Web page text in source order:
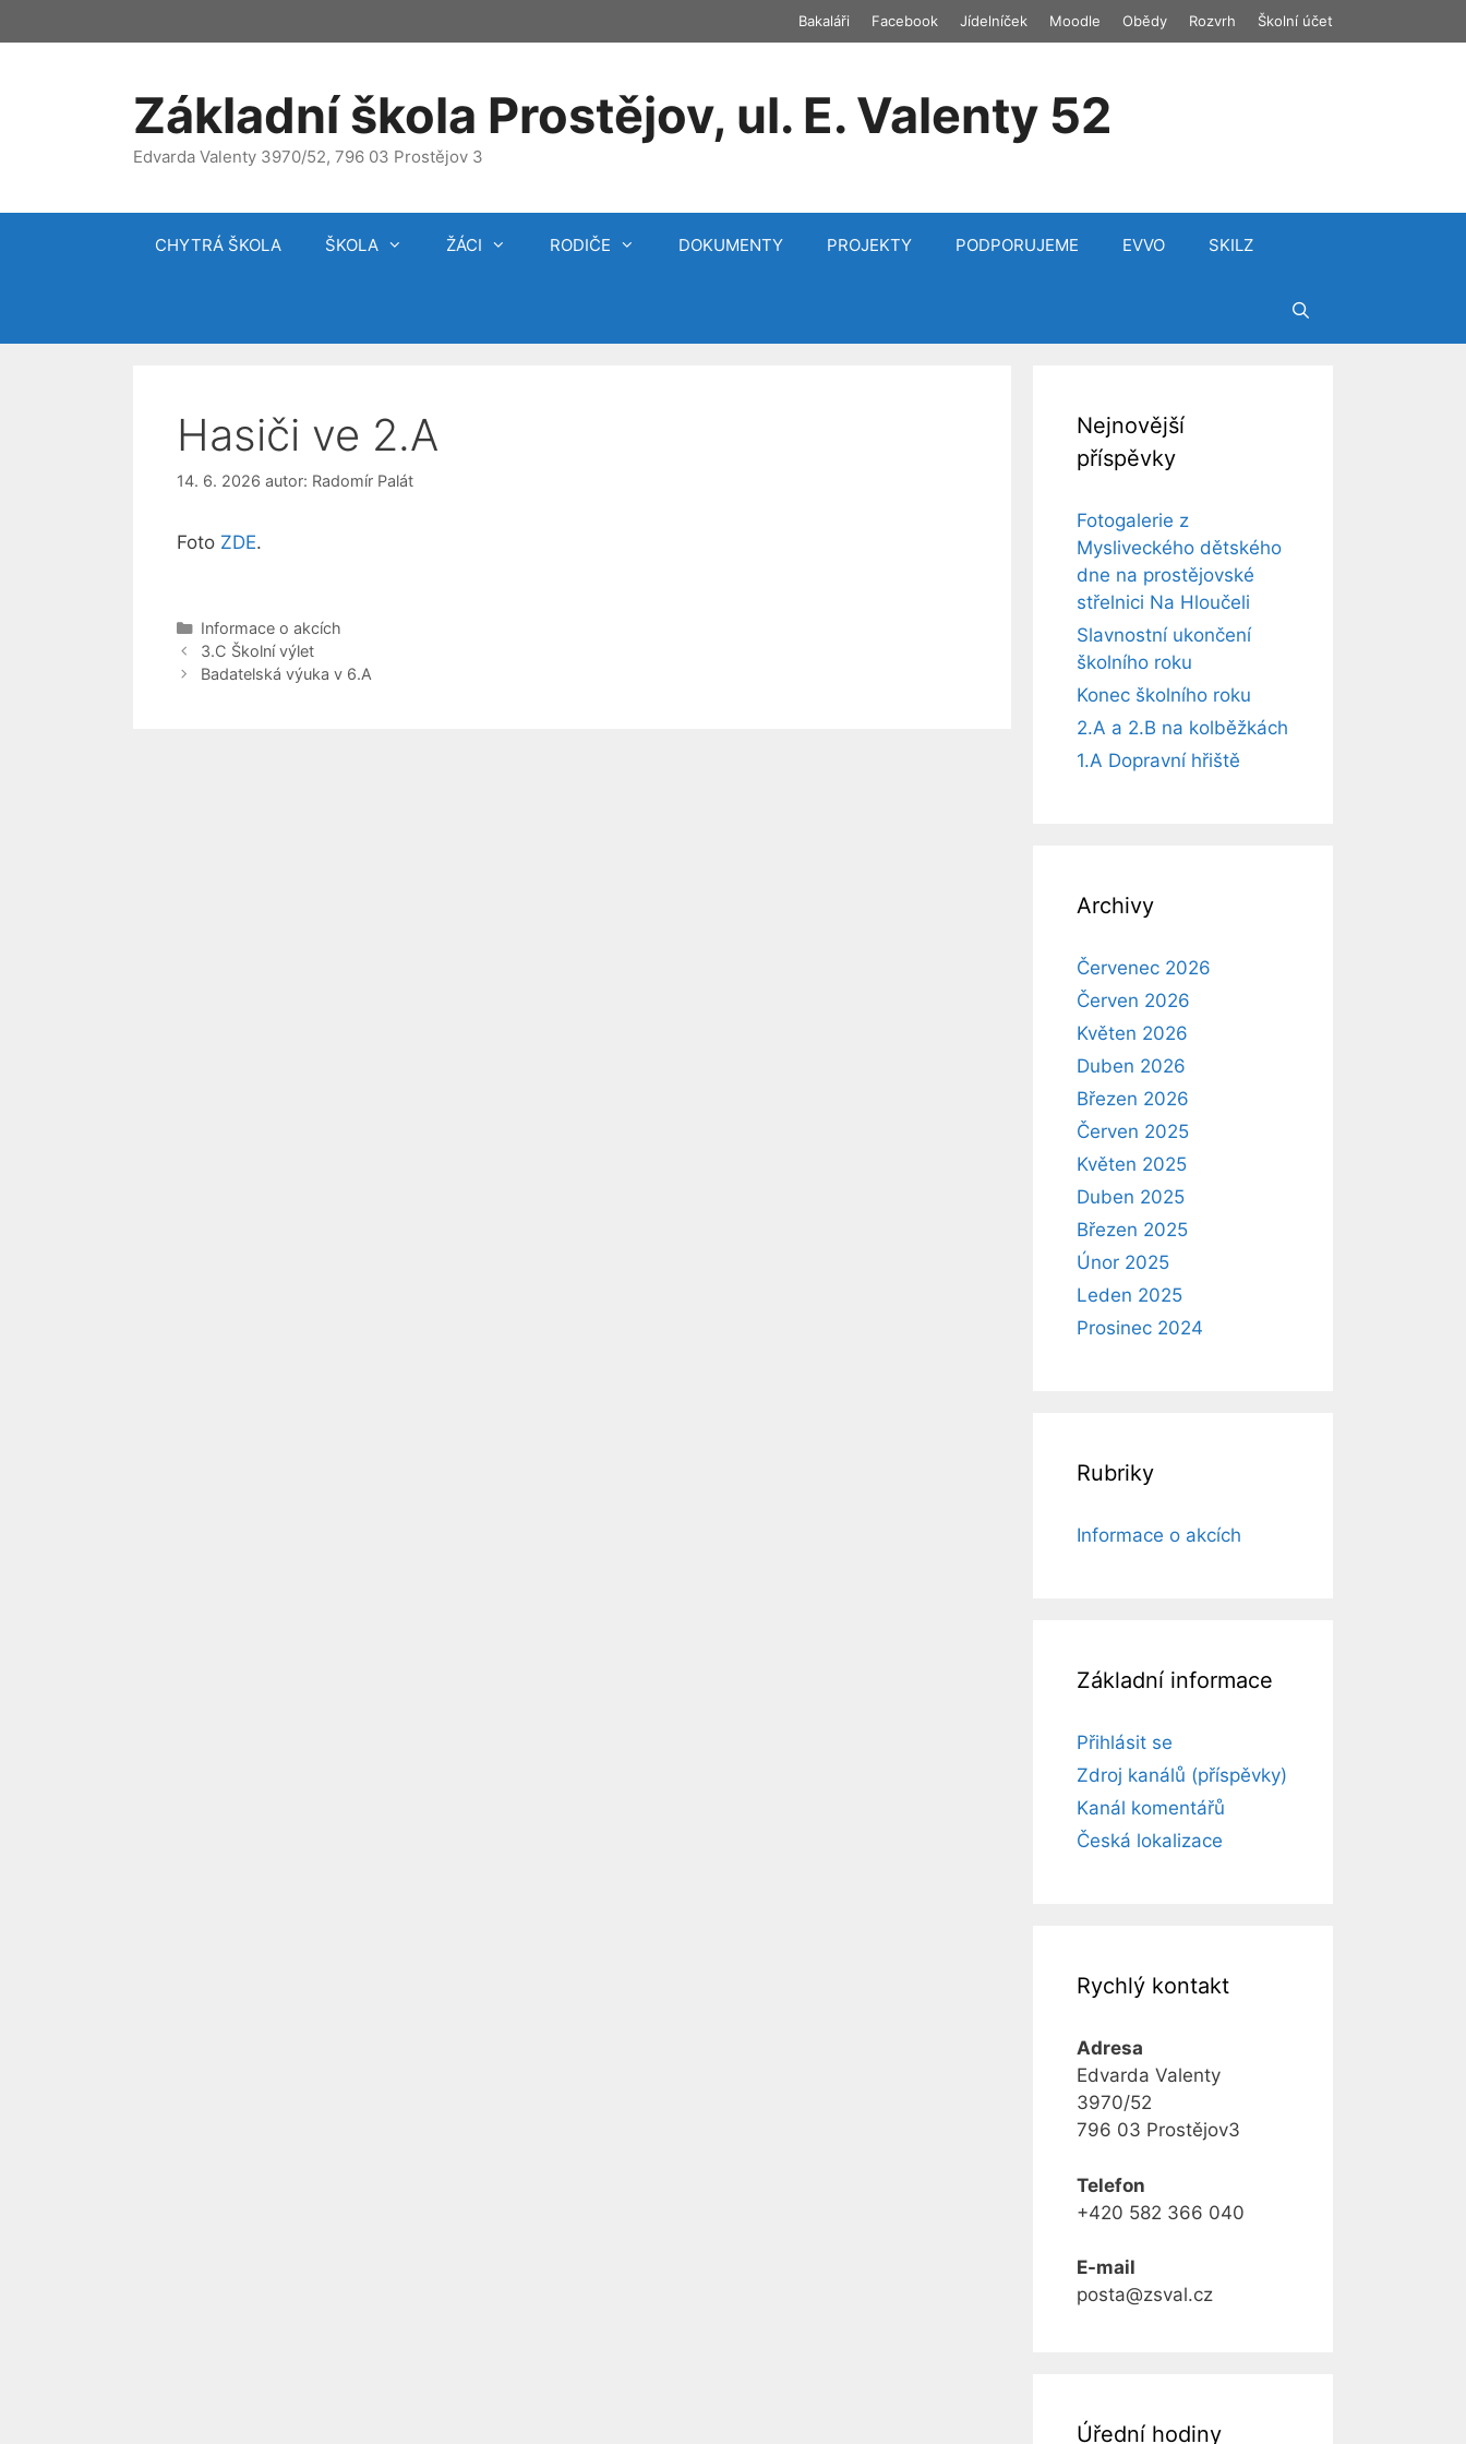
na
Bakaláři Facebook Jídelníček Moodle Obědy Rozvrh Školní účet
Základní škola Prostějov, ul. E. Valenty 52
Edvarda Valenty 3970/52, 796 03 Prostějov 3
CHYTRÁ ŠKOLA ŠKOLA ŽÁCI RODIČE DOKUMENTY PROJEKTY PODPORUJEME EVVO SKILZ
Hasiči ve 2.A
14. 6. 2026 autor: Radomír Palát
Foto ZDE.
Rubriky
Informace o akcích
3.C Školní výlet
Badatelská výuka v 6.A
Nejnovější
příspěvky
Fotogalerie z
Mysliveckého dětského
dne na prostějovské
střelnici Na Hloučeli
Slavnostní ukončení
školního roku
Konec školního roku
2.A a 2.B na kolběžkách
1.A Dopravní hřiště
Archivy
Červenec 2026
Červen 2026
Květen 2026
Duben 2026
Březen 2026
Červen 2025
Květen 2025
Duben 2025
Březen 2025
Únor 2025
Leden 2025
Prosinec 2024
Rubriky
Informace o akcích
Základní informace
Přihlásit se
Zdroj kanálů (příspěvky)
Kanál komentářů
Česká lokalizace
Rychlý kontakt
Adresa
Edvarda Valenty
3970/52
796 03 Prostějov3
Telefon
+420 582 366 040
E-mail
posta@zsval.cz
Úřední hodiny